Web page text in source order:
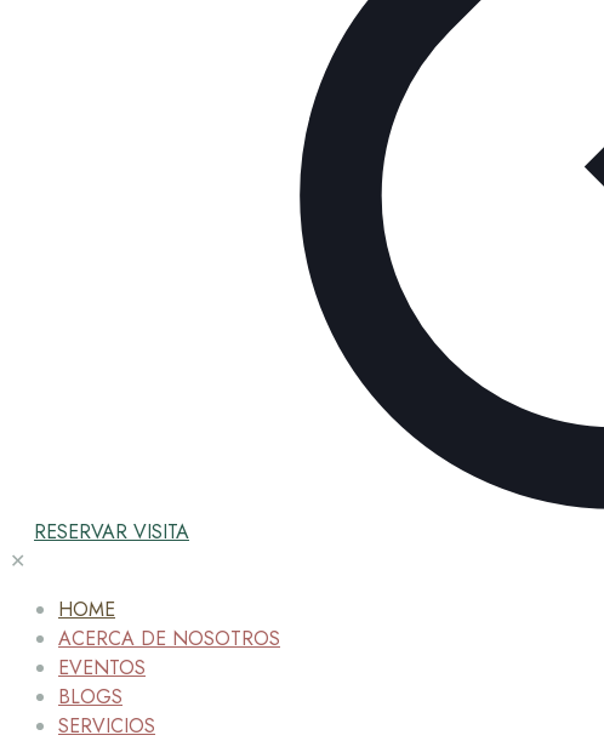
RESERVAR VISITA
✕
HOME
ACERCA DE NOSOTROS
EVENTOS
BLOGS
SERVICIOS